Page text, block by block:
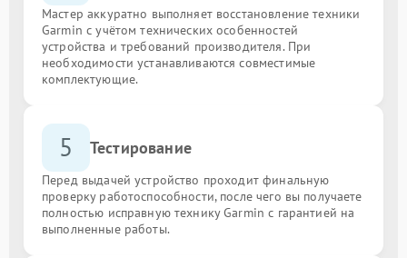
Мастер аккуратно выполняет восстановление техники
Garmin с учётом технических особенностей
устройства и требований производителя. При
необходимости устанавливаются совместимые
комплектующие.
5 Тестирование
Перед выдачей устройство проходит финальную
проверку работоспособности, после чего вы получаете
полностью исправную технику Garmin с гарантией на
выполненные работы.